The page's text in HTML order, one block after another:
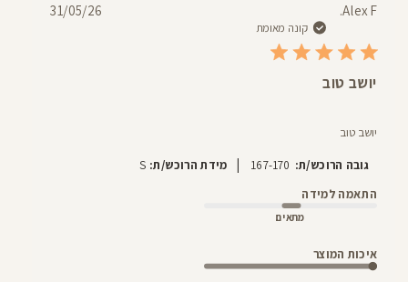
Alex F.
קונה מאומת
יושב טוב
יושב טוב
גובה הרוכש/ת: 167-170 מידת הרוכש/ת: S
התאמה למידה
מתאים
איכות המוצר
תאריך31/05/26